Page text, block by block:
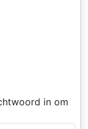
in om